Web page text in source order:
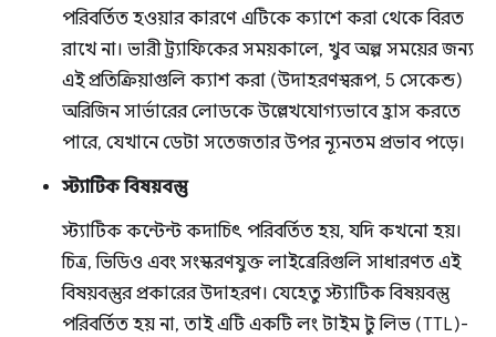
পরিবর্তিত হওয়ার কারণে এটিকে ক্যাশে করা থেকে বিরত
রাখে না। ভারী ট্র্যাফিকের সময়কালে, খুব অল্প সময়ের জন্য
এই প্রতিক্রিয়াগুলি ক্যাশ করা (উদাহরণস্বরূপ, 5 সেকেন্ড)
অরিজিন সার্ভারের লোডকে উল্লেখযোগ্যভাবে হ্রাস করতে
পারে, যেখানে ডেটা সতেজতার উপর ন্যূনতম প্রভাব পড়ে।
স্ট্যাটিক বিষয়বস্তু
স্ট্যাটিক কন্টেন্ট কদাচিৎ পরিবর্তিত হয়, যদি কখনো হয়।
চিত্র, ভিডিও এবং সংস্করণযুক্ত লাইব্রেরিগুলি সাধারণত এই
বিষয়বস্তুর প্রকারের উদাহরণ। যেহেতু স্ট্যাটিক বিষয়বস্তু
পরিবর্তিত হয় না, তাই এটি একটি লং টাইম টু লিভ (TTL)-